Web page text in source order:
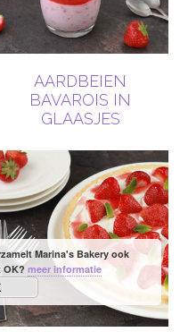
AARDBEIEN
BAVAROIS IN
GLAASJES
Marina's Bakery ook
OK? meer informatie